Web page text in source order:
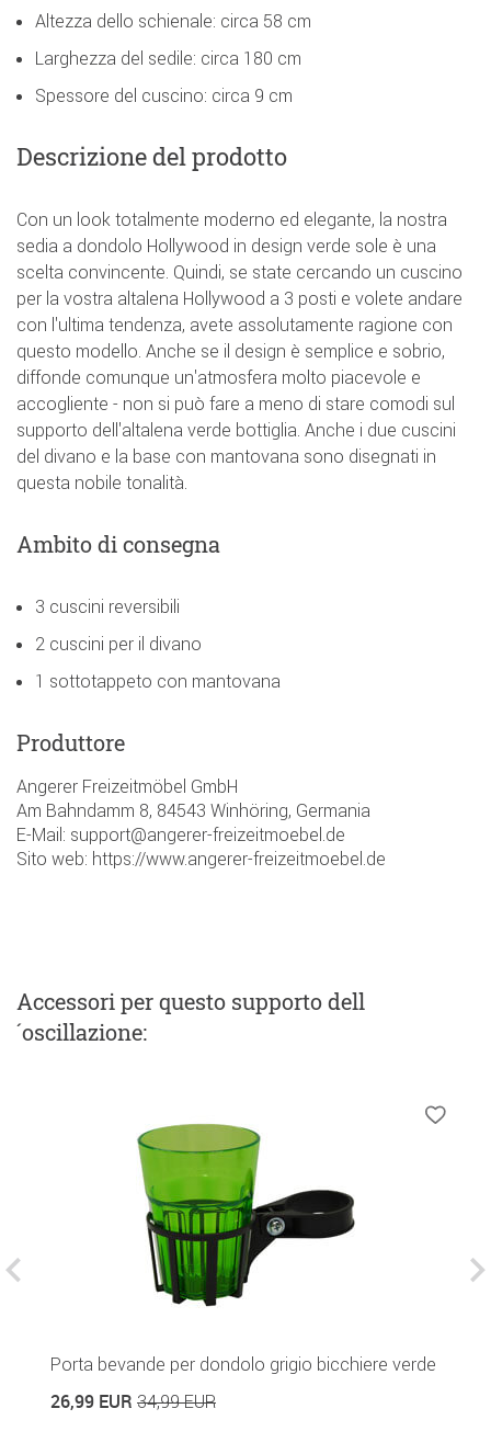
Altezza dello schienale: circa 58 cm
Larghezza del sedile: circa 180 cm
Spessore del cuscino: circa 9 cm
Descrizione del prodotto
Con un look totalmente moderno ed elegante, la nostra
sedia a dondolo Hollywood in design verde sole è una
scelta convincente. Quindi, se state cercando un cuscino
per la vostra altalena Hollywood a 3 posti e volete andare
con l'ultima tendenza, avete assolutamente ragione con
questo modello. Anche se il design è semplice e sobrio,
diffonde comunque un'atmosfera molto piacevole e
accogliente - non si può fare a meno di stare comodi sul
supporto dell'altalena verde bottiglia. Anche i due cuscini
del divano e la base con mantovana sono disegnati in
questa nobile tonalità.
Ambito di consegna
3 cuscini reversibili
2 cuscini per il divano
1 sottotappeto con mantovana
Produttore
Angerer Freizeitmöbel GmbH
Am Bahndamm 8, 84543 Winhöring, Germania
E-Mail: support@angerer-freizeitmoebel.de
Sito web: https://www.angerer-freizeitmoebel.de
Accessoriper questo supporto dell
´oscillazione:
Porta bevande per dondolo grigio bicchiere verde
26,99 EUR 34,99 EUR